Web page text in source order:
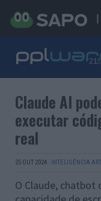
Claude AI
executar
real
25 OUT 2024 · INTELIGÊNCIA
O Claude, chatbot